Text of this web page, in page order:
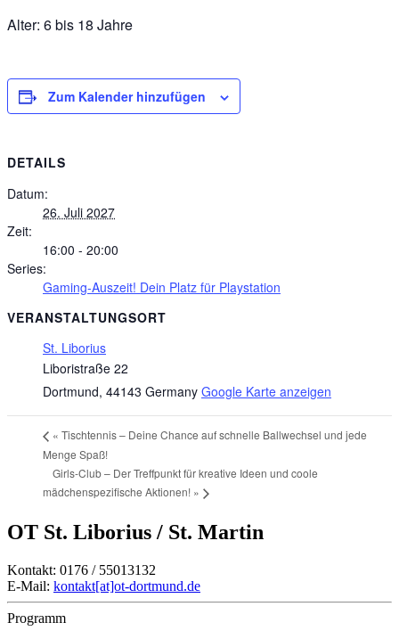
Alter: 6 bis 18 Jahre
Zum Kalender hinzufügen
DETAILS
Datum:
26. Juli 2027
Zeit:
16:00 - 20:00
Series:
Gaming-Auszeit! Dein Platz für Playstation
VERANSTALTUNGSORT
St. Liborius
Liboristraße 22
Dortmund, 44143 Germany Google Karte anzeigen
« Tischtennis – Deine Chance auf schnelle Ballwechsel und jede
Menge Spaß!
Girls-Club – Der Treffpunkt für kreative Ideen und coole
mädchenspezifische Aktionen! »
OT St. Liborius / St. Martin
Kontakt: 0176 / 55013132
E-Mail: kontakt[at]ot-dortmund.de
Programm